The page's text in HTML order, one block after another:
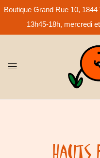
Boutique Grand Rue 10,
13h45-18h, mercredi
Hauts